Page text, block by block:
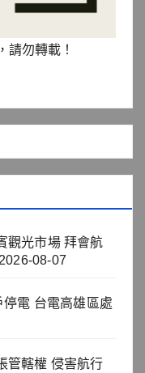
請勿轉載！
觀光市場 拜會航
2026-08-07
電 台電高雄區處
管轄權 侵害航行